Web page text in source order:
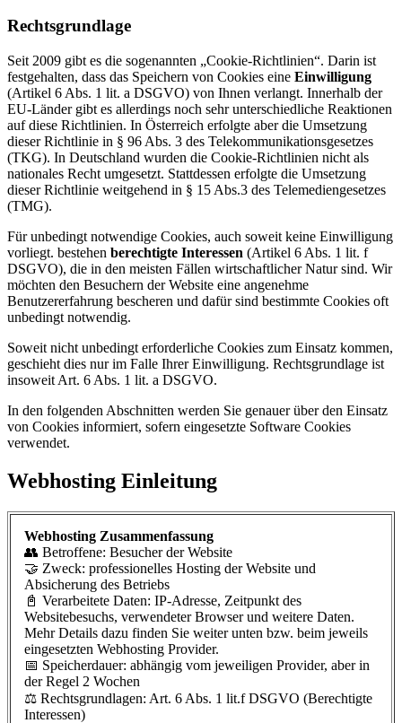
Rechtsgrundlage
Seit 2009 gibt es die sogenannten „Cookie-Richtlinien“. Darin ist
festgehalten, dass das Speichern von Cookies eine Einwilligung
(Artikel 6 Abs. 1 lit. a DSGVO) von Ihnen verlangt. Innerhalb der
EU-Länder gibt es allerdings noch sehr unterschiedliche Reaktionen
auf diese Richtlinien. In Österreich erfolgte aber die Umsetzung
dieser Richtlinie in § 96 Abs. 3 des Telekommunikationsgesetzes
(TKG). In Deutschland wurden die Cookie-Richtlinien nicht als
nationales Recht umgesetzt. Stattdessen erfolgte die Umsetzung
dieser Richtlinie weitgehend in § 15 Abs.3 des Telemediengesetzes
(TMG).
Für unbedingt notwendige Cookies, auch soweit keine Einwilligung
vorliegt. bestehen berechtigte Interessen (Artikel 6 Abs. 1 lit. f
DSGVO), die in den meisten Fällen wirtschaftlicher Natur sind. Wir
möchten den Besuchern der Website eine angenehme
Benutzererfahrung bescheren und dafür sind bestimmte Cookies oft
unbedingt notwendig.
Soweit nicht unbedingt erforderliche Cookies zum Einsatz kommen,
geschieht dies nur im Falle Ihrer Einwilligung. Rechtsgrundlage ist
insoweit Art. 6 Abs. 1 lit. a DSGVO.
In den folgenden Abschnitten werden Sie genauer über den Einsatz
von Cookies informiert, sofern eingesetzte Software Cookies
verwendet.
Webhosting Einleitung
Webhosting Zusammenfassung
👥 Betroffene: Besucher der Website
🤝 Zweck: professionelles Hosting der Website und
Absicherung des Betriebs
📓 Verarbeitete Daten: IP-Adresse, Zeitpunkt des
Websitebesuchs, verwendeter Browser und weitere Daten.
Mehr Details dazu finden Sie weiter unten bzw. beim jeweils
eingesetzten Webhosting Provider.
📅 Speicherdauer: abhängig vom jeweiligen Provider, aber in
der Regel 2 Wochen
⚖️ Rechtsgrundlagen: Art. 6 Abs. 1 lit.f DSGVO (Berechtigte
Interessen)